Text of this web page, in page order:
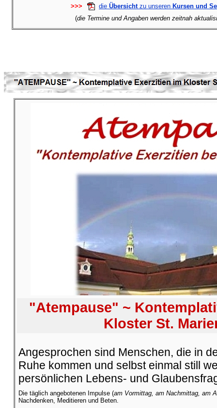
>>> die Übersichtzu unseren Kursen und
(die Termine und Angaben werden zeitnah
"Atempause" ~
Kloster St.
Angesprochen sind Menschen, die in
Ruhe kommen und selbst einmal still
persönlichen Lebens- und
Die täglich angebotenen Impulse (am Vormittag, am Nachmittag, am
Nachdenken, Meditieren und Beten.